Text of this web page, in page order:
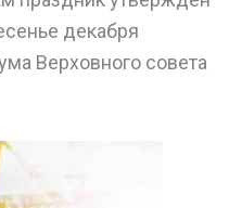
декабря
Верховного совета